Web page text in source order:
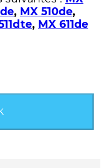
, MX 510de,
, MX 611de